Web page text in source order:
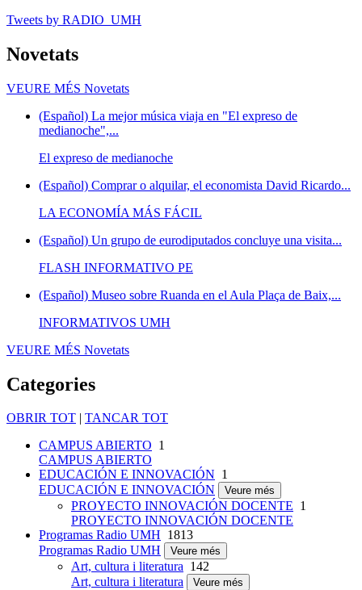
Tweets by RADIO_UMH
Novetats
VEURE MÉS Novetats
(Español) La mejor música viaja en "El expreso de
medianoche",...
El expreso de medianoche
(Español) Comprar o alquilar, el economista David Ricardo...
LA ECONOMÍA MÁS FÁCIL
(Español) Un grupo de eurodiputados concluye una visita...
FLASH INFORMATIVO PE
(Español) Museo sobre Ruanda en el Aula Plaça de Baix,...
INFORMATIVOS UMH
VEURE MÉS Novetats
Categories
OBRIR TOT | TANCAR TOT
CAMPUS ABIERTO 1
CAMPUS ABIERTO
EDUCACIÓN E INNOVACIÓN 1
EDUCACIÓN E INNOVACIÓN
Veure més
PROYECTO INNOVACIÓN DOCENTE 1
PROYECTO INNOVACIÓN DOCENTE
Programas Radio UMH 1813
Programas Radio UMH
Veure més
Art, cultura i literatura 142
Art, cultura i literatura
Veure més